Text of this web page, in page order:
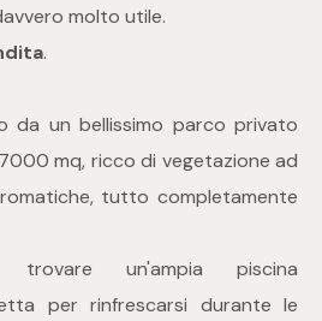
molto utile.
.
da un bellissimo parco privato
mq, ricco di vegetazione ad
tutto completamente
un'ampia piscina
per rinfrescarsi durante le